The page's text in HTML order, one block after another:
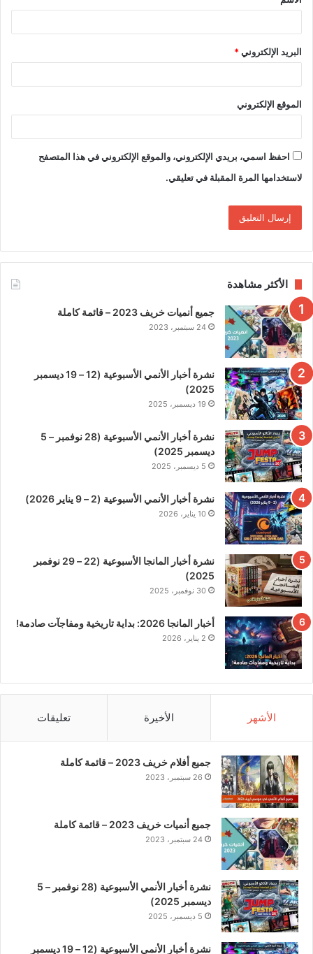
البريد الإلكتروني*
الموقع الإلكتروني
احفظ اسمي، بريدي الإلكتروني، والموقع الإلكتروني في هذا المتصفح
لاستخدامها المرة المقبلة في تعليقي.
الأكثر مشاهدة
جميع أنميات خريف 2023 – قائمة كاملة
24 سبتمبر، 2023
نشرة أخبار الأنمي الأسبوعية (12 – 19 ديسمبر
2025)
19 ديسمبر، 2025
نشرة أخبار الأنمي الأسبوعية (28 نوفمبر – 5
ديسمبر 2025)
5 ديسمبر، 2025
نشرة أخبار الأنمي الأسبوعية (2 – 9 يناير 2026)
10 يناير، 2026
نشرة أخبار المانجا الأسبوعية (22 – 29 نوفمبر
2025)
30 نوفمبر، 2025
أخبار المانجا 2026: بداية تاريخية ومفاجآت صادمة!
2 يناير، 2026
الأشهر الأخيرة تعليقات
جميع أفلام خريف 2023 – قائمة كاملة
26 سبتمبر، 2023
جميع أنميات خريف 2023 – قائمة كاملة
24 سبتمبر، 2023
نشرة أخبار الأنمي الأسبوعية (28 نوفمبر – 5
ديسمبر 2025)
5 ديسمبر، 2025
نشرة أخبار الأنمي الأسبوعية (12 – 19 ديسمبر